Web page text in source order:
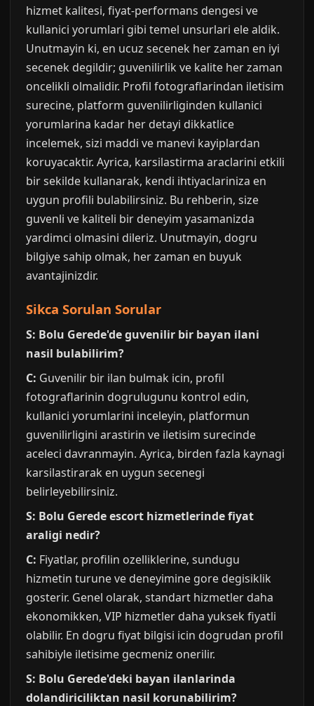
hizmet kalitesi, fiyat-performans dengesi ve
kullanici yorumlari gibi temel unsurlari ele aldik.
Unutmayin ki, en ucuz secenek her zaman en iyi
secenek degildir; guvenilirlik ve kalite her zaman
oncelikli olmalidir. Profil fotograflarindan iletisim
surecine, platform guvenilirliginden kullanici
yorumlarina kadar her detayi dikkatlice
incelemek, sizi maddi ve manevi kayiplardan
koruyacaktir. Ayrica, karsilastirma araclarini etkili
bir sekilde kullanarak, kendi ihtiyaclariniza en
uygun profili bulabilirsiniz. Bu rehberin, size
guvenli ve kaliteli bir deneyim yasamanizda
yardimci olmasini dileriz. Unutmayin, dogru
bilgiye sahip olmak, her zaman en buyuk
avantajinizdir.
Sikca Sorulan Sorular
S: Bolu Gerede'de guvenilir bir bayan ilani
nasil bulabilirim?
C: Guvenilir bir ilan bulmak icin, profil
fotograflarinin dogrulugunu kontrol edin,
kullanici yorumlarini inceleyin, platformun
guvenilirligini arastirin ve iletisim surecinde
aceleci davranmayin. Ayrica, birden fazla kaynagi
karsilastirarak en uygun secenegi
belirleyebilirsiniz.
S: Bolu Gerede escort hizmetlerinde fiyat
araligi nedir?
C: Fiyatlar, profilin ozelliklerine, sundugu
hizmetin turune ve deneyimine gore degisiklik
gosterir. Genel olarak, standart hizmetler daha
ekonomikken, VIP hizmetler daha yuksek fiyatli
olabilir. En dogru fiyat bilgisi icin dogrudan profil
sahibiyle iletisime gecmeniz onerilir.
S: Bolu Gerede'deki bayan ilanlarinda
dolandiriciliktan nasil korunabilirim?